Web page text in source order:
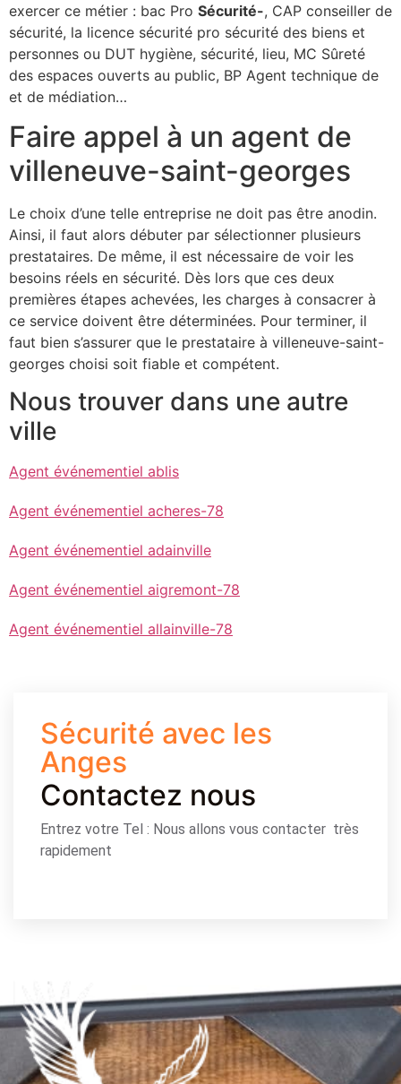
exercer ce métier : bac Pro Sécurité-, CAP conseiller de
sécurité, la licence sécurité pro sécurité des biens et
personnes ou DUT hygiène, sécurité, lieu, MC Sûreté
des espaces ouverts au public, BP Agent technique de
et de médiation…
Faire appel à un agent de
villeneuve-saint-georges
Le choix d’une telle entreprise ne doit pas être anodin.
Ainsi, il faut alors débuter par sélectionner plusieurs
prestataires. De même, il est nécessaire de voir les
besoins réels en sécurité. Dès lors que ces deux
premières étapes achevées, les charges à consacrer à
ce service doivent être déterminées. Pour terminer, il
faut bien s’assurer que le prestataire à villeneuve-saint-
georges choisi soit fiable et compétent.
Nous trouver dans une autre
ville
Agent événementiel ablis
Agent événementiel acheres-78
Agent événementiel adainville
Agent événementiel aigremont-78
Agent événementiel allainville-78
Sécurité avec les
Anges
Contactez nous
Entrez votre Tel : Nous allons vous contacter très
rapidement